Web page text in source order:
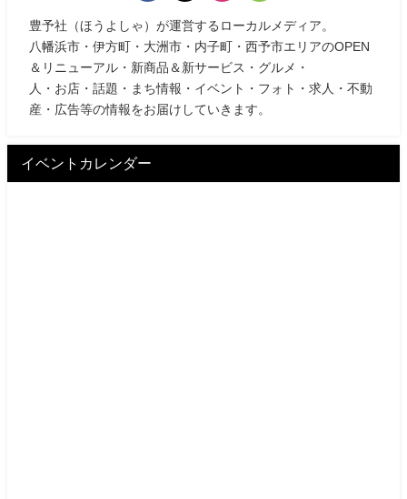
豊予社（ほうよしゃ）が運営するローカルメディア。
八幡浜市・伊方町・大洲市・内子町・西予市エリアのOPEN
＆リニューアル・新商品＆新サービス・グルメ・
人・お店・話題・まち情報・イベント・フォト・求人・不動
産・広告等の情報をお届けしていきます。
イベントカレンダー